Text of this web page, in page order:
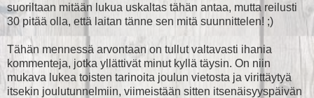
suoriltaan mitään lukua uskaltas tähän antaa, mutta reilusti
30 pitää olla, että laitan tänne sen mitä suunnittelen! ;)
Tähän mennessä arvontaan on tullut valtavasti ihania
kommenteja, jotka yllättivät minut kyllä täysin. On niin
mukava lukea toisten tarinoita joulun vietosta ja virittäytyä
itsekin joulutunnelmiin, viimeistään sitten itsenäisyyspäivän